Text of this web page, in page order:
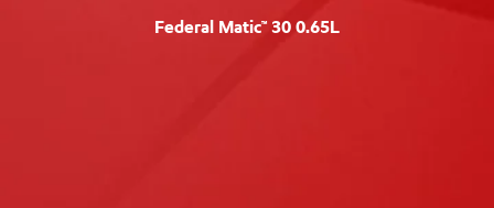
Federal Matic™ 30 0.65L